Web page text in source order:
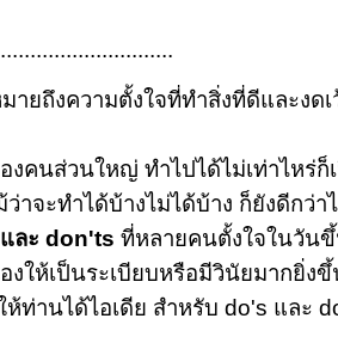
ายถึงความตั้งใจที่ทำสิ่งที่ดีและง
นส่วนใหญ่ ทำไปได้ไม่เท่าไหร่ก็
จะทำได้บ้างไม่ได้บ้าง ก็ยังดีกว่า
ละ don'ts ที่หลายคนตั้งใจในวัน
งให้เป็นระเบียบหรือมีวินัยมากยิ่ง
นได้ไอเดีย สำหรับ do's และ